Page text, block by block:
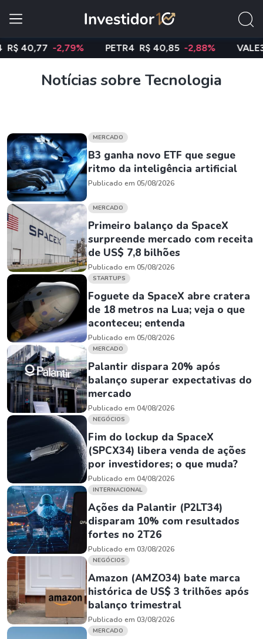
-2,79% PETR4 R$ 40,85 -2,88% VALE3 R$
Notícias sobre Tecnologia
MERCADO
B3 ganha novo ETF que segue
ritmo da inteligência artificial
Publicado em 05/08/2026
MERCADO
Primeiro balanço da SpaceX
surpreende mercado com receita
de US$ 7,8 bilhões
Publicado em 05/08/2026
STARTUPS
Foguete da SpaceX abre cratera
de 18 metros na Lua; veja o que
aconteceu; entenda
Publicado em 05/08/2026
MERCADO
Palantir dispara 20% após
balanço superar expectativas do
mercado
Publicado em 04/08/2026
NEGÓCIOS
Fim do lockup da SpaceX
(SPCX34) libera venda de ações
por investidores; o que muda?
Publicado em 04/08/2026
INTERNACIONAL
Ações da Palantir (P2LT34)
disparam 10% com resultados
fortes no 2T26
Publicado em 03/08/2026
NEGÓCIOS
Amazon (AMZO34) bate marca
histórica de US$ 3 trilhões após
balanço trimestral
Publicado em 03/08/2026
MERCADO